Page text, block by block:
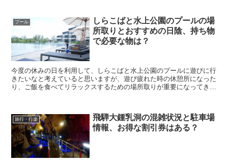
プール
しらこばと水上公園のプールの場
所取りとおすすめの日陰、持ち物
で必要な物は？
今度の休みの日を利用して、しらこばと水上公園のプールに遊びに行
きたいなと考えていると思いますが、遊び疲れた時の休憩所になった
り、ご飯を食べてリラックスするための場所取りが重要になってきま
旅行・行楽
飛騨大鍾乳洞の混雑状況と駐車場
情報、お得な割引券はある？